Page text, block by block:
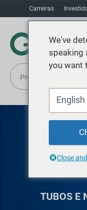
Carreiras
TUBOS E
We've
speaking
you want
English
Close